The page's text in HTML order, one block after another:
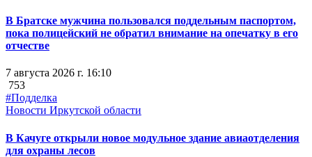
В Братске мужчина пользовался поддельным паспортом,
пока полицейский не обратил внимание на опечатку в его
отчестве
7 августа 2026 г. 16:10
753
#Подделка
Новости Иркутской области
В Качуге открыли новое модульное здание авиаотделения
для охраны лесов